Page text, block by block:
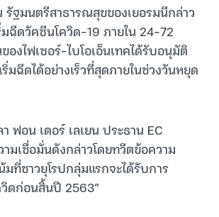
รัฐมนตรีสาธารณสุขของเยอรมนีกล่าว
มฉีดวัคซีนโควิด-19 ภายใน 24-72
องไฟเซอร์-ไบโอเอ็นเทคได้รับอนุมัติ
มฉีดได้อย่างเร็วที่สุดภายในช่วงวันหยุด
ฟอน เดอร์ เลเยน ประธาน EC
ามเชื่อมั่นดังกล่าวโดยทวีตข้อความ
มที่ชาวยุโรปกลุ่มแรกจะได้รับการ
ดก่อนสิ้นปี 2563”